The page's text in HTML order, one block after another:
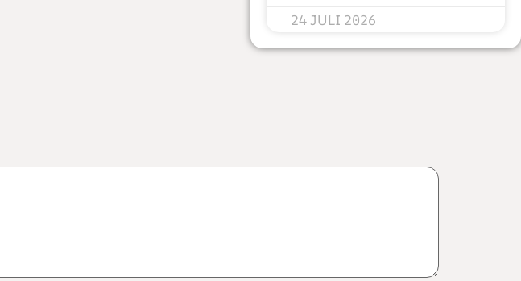
24 JULI 2026